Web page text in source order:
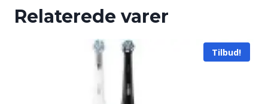
Relaterede varer
Tilbud!